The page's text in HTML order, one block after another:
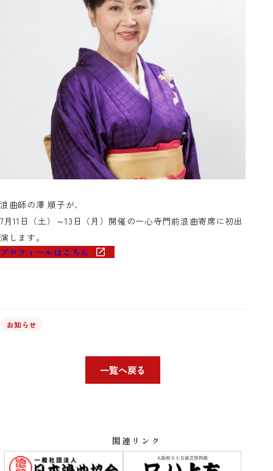
浪曲師の澤 順子が、
7月11日（土）～13日（月）開催の一心寺門前浪曲寄席に初出
演します。
プロフィールはこちら
お知らせ
一覧へ戻る
関連リンク